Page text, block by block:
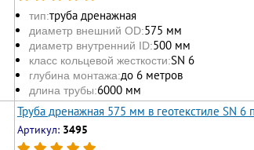
тип:труба дренажная
диаметр внешний OD:575 мм
диаметр внутренний ID:500 мм
класс кольцевой жесткости:SN 6
глубина монтажа:до 6 метров
длина трубы:6000 мм
Труба дренажная 575 мм в геотекстиле SN 6
Артикул: 3495